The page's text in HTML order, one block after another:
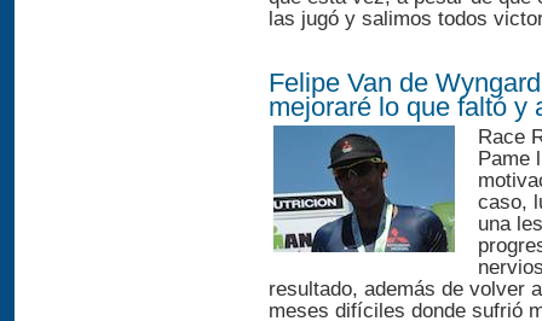
las jugó y salimos todos
Felipe Van de
mejoraré lo que faltó y
Race
Pame
caso,
una
resultado, además de volver
meses difíciles donde sufrió